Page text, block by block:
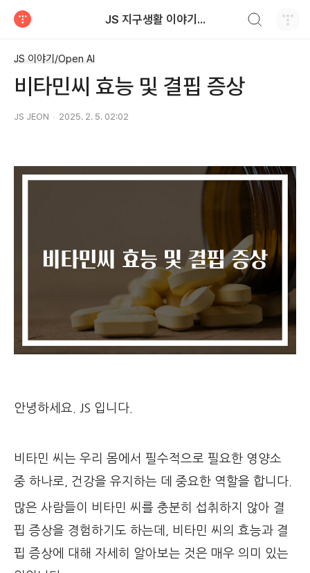
JS 지구생활 이야기...
JS 이야기/Open AI
​비타민씨 효능 및 결핍 증상
JS JEON 2025. 2. 5. 02:02
안녕하세요. JS 입니다.
비타민 씨는 우리 몸에서 필수적으로 필요한 영양소
중 하나로, 건강을 유지하는 데 중요한 역할을 합니다.
많은 사람들이 비타민 씨를 충분히 섭취하지 않아 결
핍 증상을 경험하기도 하는데, 비타민 씨의 효능과 결
핍 증상에 대해 자세히 알아보는 것은 매우 의미 있는